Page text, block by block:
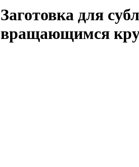
Заготовка для
вращающимся